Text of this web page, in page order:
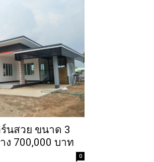
นสวย ขนาด 3
ง 700,000 บาท
0